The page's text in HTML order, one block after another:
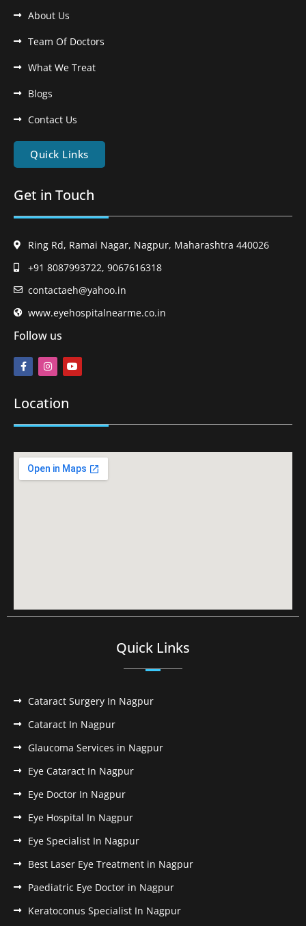
About Us
Team Of Doctors
What We Treat
Blogs
Contact Us
Quick Links
Get in Touch
Ring Rd, Ramai Nagar, Nagpur, Maharashtra 440026
+91 8087993722, 9067616318
contactaeh@yahoo.in
www.eyehospitalnearme.co.in
Follow us
Location
Quick Links
Cataract Surgery In Nagpur
Cataract In Nagpur
Glaucoma Services in Nagpur
Eye Cataract In Nagpur
Eye Doctor In Nagpur
Eye Hospital In Nagpur
Eye Specialist In Nagpur
Best Laser Eye Treatment in Nagpur
Paediatric Eye Doctor in Nagpur
Keratoconus Specialist In Nagpur